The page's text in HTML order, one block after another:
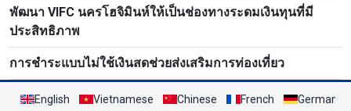
พัฒนา VIFC นครโฮจิมินห์ให้เป็นช่องทางระดมเงินทุนที่มี
ประสิทธิภาพ
การชำระแบบไม่ใช้เงินสดช่วยส่งเสริมการท่องเที่ยว
English Vietnamese Chinese French German